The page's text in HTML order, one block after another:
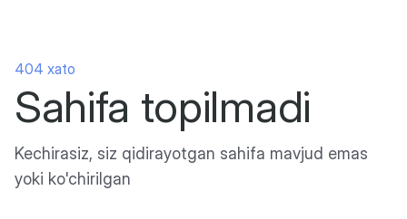
404 xato
Sahifa topilmadi
Kechirasiz, siz qidirayotgan sahifa mavjud emas
yoki ko'chirilgan